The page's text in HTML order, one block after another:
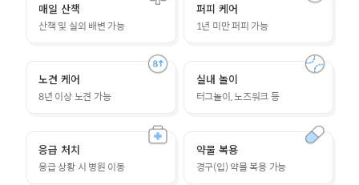
매일 산책
산책 및 실외 배변 가능
퍼피 케어
1년 미만 퍼피 가능
노견 케어
8년 이상 노견 가능
실내 놀이
터그놀이, 노즈워크 등
응급 처치
응급 상황 시 병원 이동
약물 복용
경구(입) 약물 복용 가능